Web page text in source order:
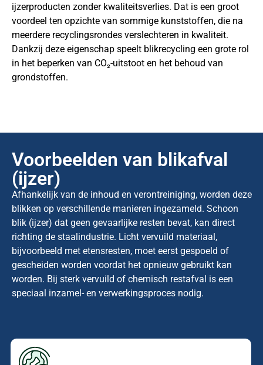
ijzerproducten zonder kwaliteitsverlies. Dat is een groot
voordeel ten opzichte van sommige kunststoffen, die na
meerdere recyclingsrondes verslechteren in kwaliteit.
Dankzij deze eigenschap speelt blikrecycling een grote rol
in het beperken van CO₂-uitstoot en het behoud van
grondstoffen.
Voorbeelden van blikafval
(ijzer)
Afhankelijk van de inhoud en verontreiniging, worden deze
blikken op verschillende manieren ingezameld. Schoon
blik (ijzer) dat geen gevaarlijke resten bevat, kan direct
richting de staalindustrie. Licht vervuild materiaal,
bijvoorbeeld met etensresten, moet eerst gespoeld of
gescheiden worden voordat het opnieuw gebruikt kan
worden. Bij sterk vervuild of chemisch restafval is een
speciaal inzamel- en verwerkingsproces nodig.